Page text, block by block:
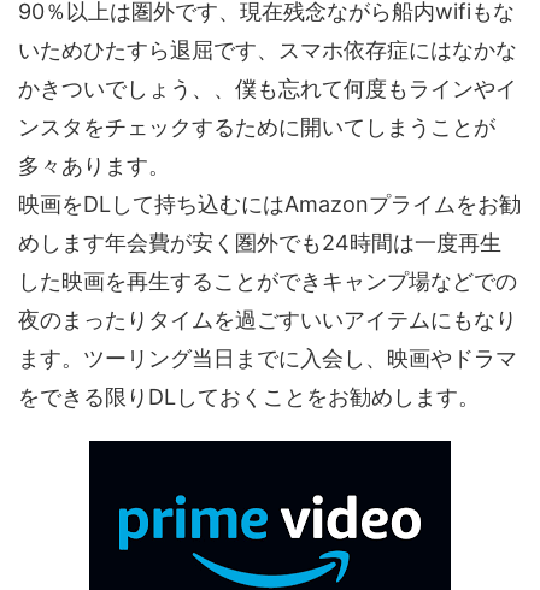
90％以上は圏外です、現在残念ながら船内wifiもな
いためひたすら退屈です、スマホ依存症にはなかな
かきついでしょう、、僕も忘れて何度もラインやイ
ンスタをチェックするために開いてしまうことが
多々あります。
映画をDLして持ち込むにはAmazonプライムをお勧
めします年会費が安く圏外でも24時間は一度再生
した映画を再生することができキャンプ場などでの
夜のまったりタイムを過ごすいいアイテムにもなり
ます。ツーリング当日までに入会し、映画やドラマ
をできる限りDLしておくことをお勧めします。